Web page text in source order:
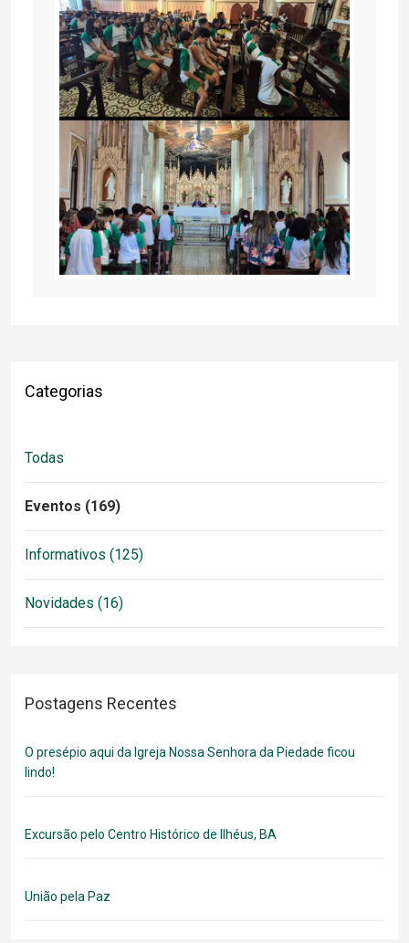
Categorias
Todas
Eventos (169)
Informativos (125)
Novidades (16)
Postagens Recentes
O presépio aqui da Igreja Nossa Senhora da Piedade ficou
lindo!
Excursão pelo Centro Histórico de Ilhéus, BA
União pela Paz